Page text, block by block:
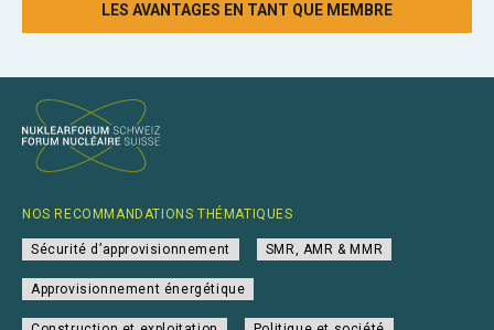
LES AVANTAGES EN TANT QUE MEMBRE
NOS RECOMMANDATIONS THÉMATIQUES
Sécurité d’approvisionnement SMR, AMR & MMR
Approvisionnement énergétique